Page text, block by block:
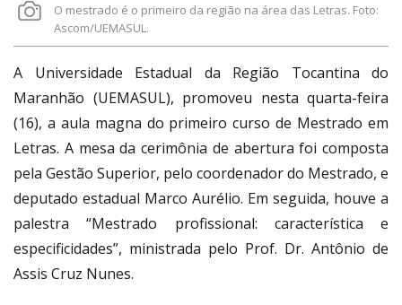
O mestrado é o primeiro da região na área das Letras. Foto:
Ascom/UEMASUL.
A Universidade Estadual da Região Tocantina do
Maranhão (UEMASUL), promoveu nesta quarta-feira
(16), a aula magna do primeiro curso de Mestrado em
Letras. A mesa da cerimônia de abertura foi composta
pela Gestão Superior, pelo coordenador do Mestrado, e
deputado estadual Marco Aurélio. Em seguida, houve a
palestra “Mestrado profissional: característica e
especificidades”, ministrada pelo Prof. Dr. Antônio de
Assis Cruz Nunes.